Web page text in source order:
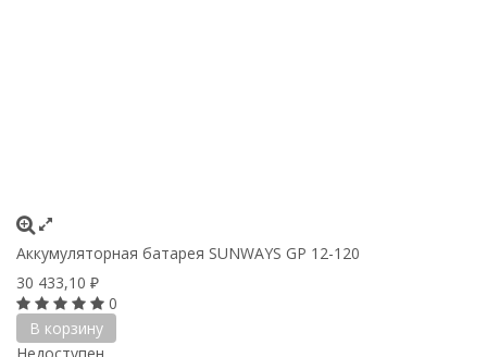
Аккумуляторная батарея SUNWAYS GP 12-120
30 433,10 ₽
0
В корзину